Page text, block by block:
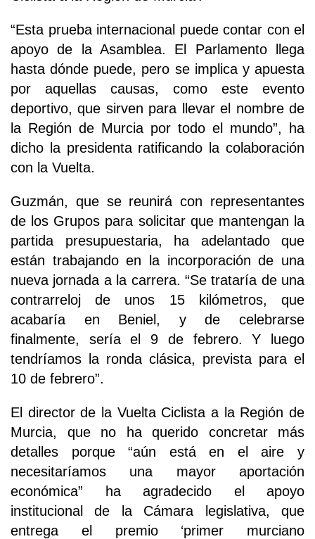
“Esta prueba internacional puede contar con el
apoyo de la Asamblea. El Parlamento llega
hasta dónde puede, pero se implica y apuesta
por aquellas causas, como este evento
deportivo, que sirven para llevar el nombre de
la Región de Murcia por todo el mundo”, ha
dicho la presidenta ratificando la colaboración
con la Vuelta.
Guzmán, que se reunirá con representantes
de los Grupos para solicitar que mantengan la
partida presupuestaria, ha adelantado que
están trabajando en la incorporación de una
nueva jornada a la carrera. “Se trataría de una
contrarreloj de unos 15 kilómetros, que
acabaría en Beniel, y de celebrarse
finalmente, sería el 9 de febrero. Y luego
tendríamos la ronda clásica, prevista para el
10 de febrero”.
El director de la Vuelta Ciclista a la Región de
Murcia, que no ha querido concretar más
detalles porque “aún está en el aire y
necesitaríamos una mayor aportación
económica” ha agradecido el apoyo
institucional de la Cámara legislativa, que
entrega el premio ‘primer murciano